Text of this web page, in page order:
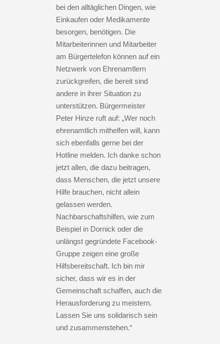
bei den alltäglichen Dingen, wie
Einkaufen oder Medikamente
besorgen, benötigen. Die
Mitarbeiterinnen und Mitarbeiter
am Bürgertelefon können auf ein
Netzwerk von Ehrenamtlern
zurückgreifen, die bereit sind
andere in ihrer Situation zu
unterstützen. Bürgermeister
Peter Hinze ruft auf: „Wer noch
ehrenamtlich mithelfen will, kann
sich ebenfalls gerne bei der
Hotline melden. Ich danke schon
jetzt allen, die dazu beitragen,
dass Menschen, die jetzt unsere
Hilfe brauchen, nicht allein
gelassen werden.
Nachbarschaftshilfen, wie zum
Beispiel in Dornick oder die
unlängst gegründete Facebook-
Gruppe zeigen eine große
Hilfsbereitschaft. Ich bin mir
sicher, dass wir es in der
Gemeinschaft schaffen, auch die
Herausforderung zu meistern.
Lassen Sie uns solidarisch sein
und zusammenstehen.“